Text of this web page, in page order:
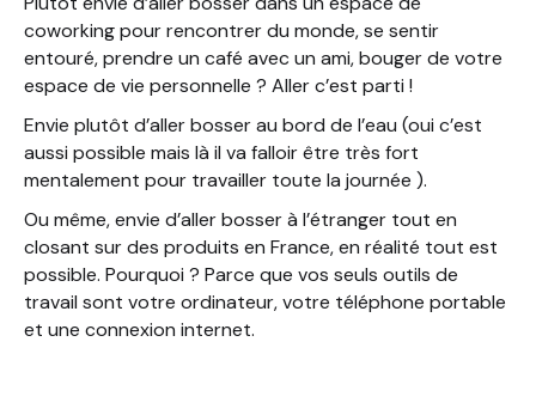
coworking pour rencontrer du monde, se sentir
entouré, prendre un café avec un ami, bouger de votre
espace de vie personnelle ? Aller c’est parti !
Envie plutôt d’aller bosser au bord de l’eau (oui c’est
aussi possible mais là il va falloir être très fort
mentalement pour travailler toute la journée ).
Ou même, envie d’aller bosser à l’étranger tout en
closant sur des produits en France, en réalité tout est
possible. Pourquoi ? Parce que vos seuls outils de
travail sont votre ordinateur, votre téléphone portable
et une connexion internet.